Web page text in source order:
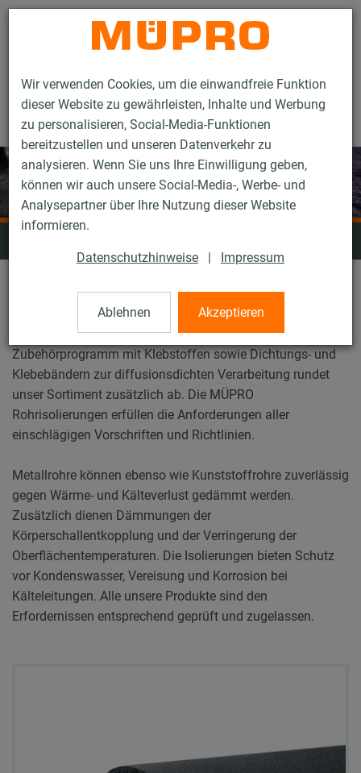
Wir verwenden Cookies, um die einwandfreie Funktion
dieser Website zu gewährleisten, Inhalte und Werbung
zu personalisieren, Social-Media-Funktionen
bereitzustellen und unseren Datenverkehr zu
analysieren. Wenn Sie uns Ihre Einwilligung geben,
können wir auch unsere Social-Media-, Werbe- und
Analysepartner über Ihre Nutzung dieser Website
informieren.
Datenschutzhinweise | Impressum
Ablehnen Akzeptieren
Kontakt
Neben Isolierungen zur Vermeidung von Schwitzwasser
umfasst unser Sortiment Isolierungen für warm- und
kaltgehende Rohrleitungen. Ein umfangreiches
Zubehörprogramm mit Klebstoffen sowie Dichtungs- und
Klebebändern zur diffusionsdichten Verarbeitung rundet
unser Sortiment zusätzlich ab. Die MÜPRO
Rohrisolierungen erfüllen die Anforderungen aller
einschlägigen Vorschriften und Richtlinien.
Metallrohre können ebenso wie Kunststoffrohre zuverlässig
gegen Wärme- und Kälteverlust gedämmt werden.
Zusätzlich dienen Dämmungen der
Körperschallentkopplung und der Verringerung der
Oberflächentemperaturen. Die Isolierungen bieten Schutz
vor Kondenswasser, Vereisung und Korrosion bei
Kälteleitungen. Alle unsere Produkte sind den
Erfordernissen entsprechend geprüft und zugelassen.